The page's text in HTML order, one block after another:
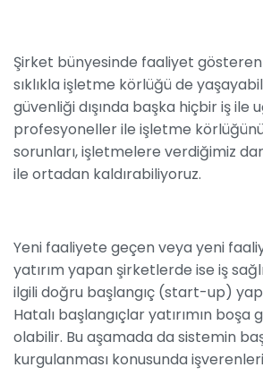
Şirket bünyesinde faaliyet gösteren
sıklıkla işletme körlüğü de
güvenliği dışında başka hiçbir iş ile
profesyoneller ile işletme
sorunları, işletmelere verdiğimiz
ile ortadan
Yeni faaliyete geçen veya yeni
yatırım yapan şirketlerde ise iş
ilgili doğru başlangıç (start-up)
Hatalı başlangıçlar yatırımın
olabilir. Bu aşamada da sistemin
kurgulanması konusunda